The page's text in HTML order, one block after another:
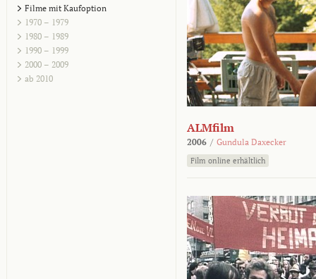
Filme mit Kaufoption
1970 – 1979
1980 – 1989
1990 – 1999
2000 – 2009
ab 2010
ALMfilm
2006 / Gundula Daxecker
Film online erhältlich